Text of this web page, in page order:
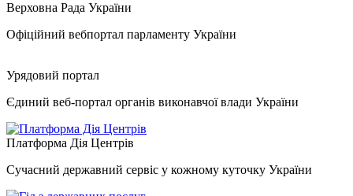
Верховна Рада України
Офіційний вебпортал парламенту України
Урядовий портал
Єдиний веб-портал органів виконавчої влади України
Платформа Дія Центрів
Сучасний державний сервіс у кожному куточку України